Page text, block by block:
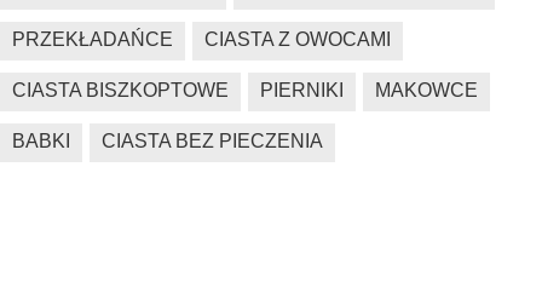
PRZEKŁADAŃCE CIASTA Z OWOCAMI
CIASTA BISZKOPTOWE PIERNIKI MAKOWCE
BABKI CIASTA BEZ PIECZENIA